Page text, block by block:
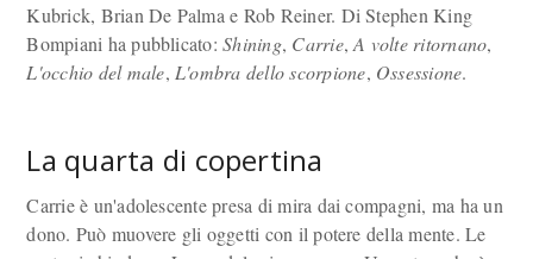
Kubrick, Brian De Palma e Rob Reiner. Di Stephen King
Bompiani ha pubblicato:Shining, Carrie,A volte ritornano,
L'occhio del male, L'ombra dello scorpione, Ossessione.
La quarta di copertina
Carrie è un'adolescente presa di mira dai compagni, ma ha un
dono. Può muovere gli oggetti con il potere della mente. Le